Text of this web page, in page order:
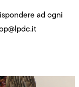
ad ogni